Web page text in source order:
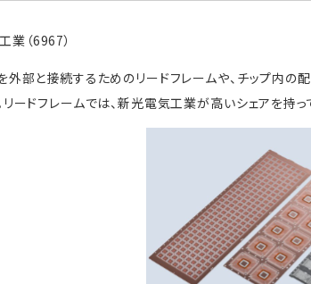
業（6967）
外部と接続するためのリードフレームや、チップ内
リードフレームでは、新光電気工業が高いシェアを持っ